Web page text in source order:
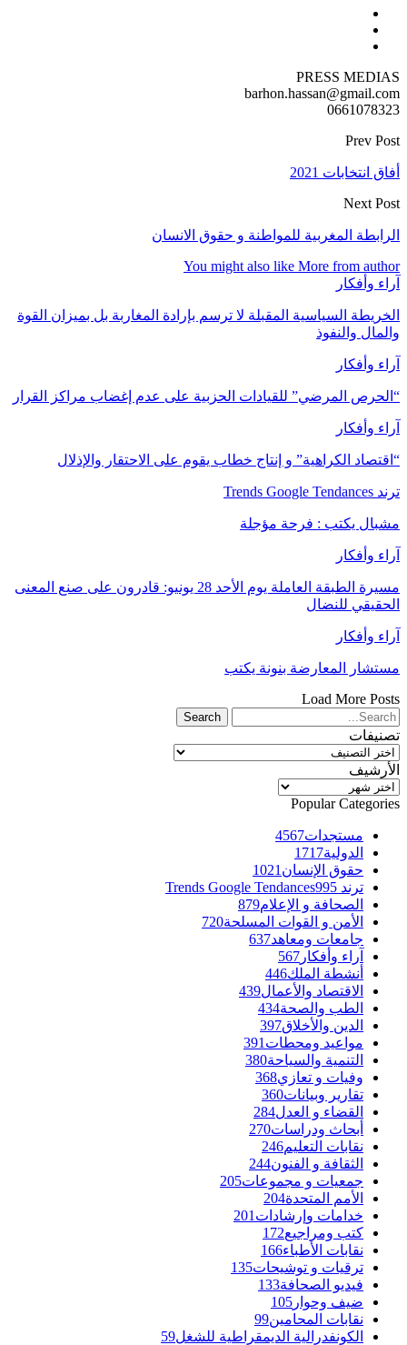
PRESS MEDIAS
barhon.hassan@gmail.com
0661078323
Prev Post
أفاق انتخابات 2021
Next Post
الرابطة المغربیة للمواطنة و حقوق الانسان
You might also like More from author
آراء وأفكار
الخريطة السياسية المقبلة لا ترسم بإرادة المغاربة بل بميزان القوة
والمال والنفوذ
آراء وأفكار
“الحرص المرضي” للقيادات الحزبية على عدم إغضاب مراكز القرار
آراء وأفكار
“اقتصاد الكراهية” و إنتاج خطاب يقوم على الاحتقار والإذلال
ترند Trends Google Tendances
مشبال يكتب : فرحة مؤجلة
آراء وأفكار
مسيرة الطبقة العاملة يوم الأحد 28 يونيو: قادرون على صنع المعنى
الحقيقي للنضال
آراء وأفكار
مستشار المعارضة بنونة يكتب
Load More Posts
تصنيفات
تصنيفات
الأرشيف
الأرشيف
Popular Categories
مستجدات4567
الدولية1717
حقوق الإنسان 1021
ترند Trends Google Tendances 995
الصحافة و الإعلام879
الأمن و القوات المسلحة720
جامعات ومعاهد637
آراء وأفكار 567
أنشطة الملك446
الاقتصاد والأعمال439
الطب والصحة434
الدين والأخلاق397
مواعيد ومحطات 391
التنمية والسياحة380
وفيات و تعازي368
تقارير وبيانات360
القضاء و العدل284
أبحاث ودراسات270
نقابات التعليم246
الثقافة و الفنون244
جمعيات و مجموعات205
الأمم المتحدة204
خدامات وإرشادات 201
كتب ومراجيع172
نقابات الأطباء166
ترقيات و توشيحات135
فيديو الصحافة133
ضيف وحوار 105
نقابات المحامين99
الكونفدرالية الديمقراطية للشغل59